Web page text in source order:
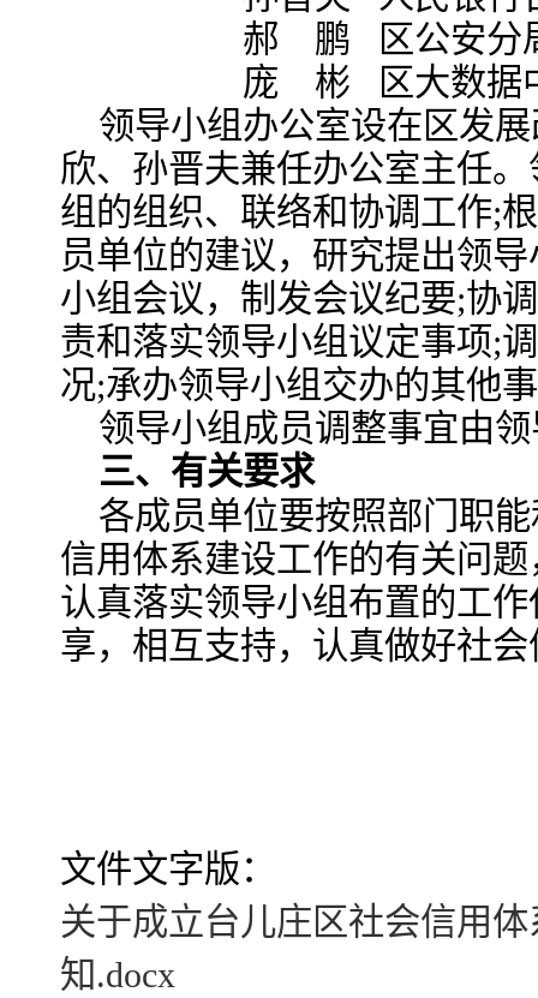
郝 鹏 区公安分局
庞 彬 区大数据中
领导小组办公室设在区发
欣、孙晋夫兼任办公室主任
组的组织、联络和协调工作;
员单位的建议，研究提出领
小组会议，制发会议纪要;协
责和落实领导小组议定事项;
况;承办领导小组交办的其他
领导小组成员调整事宜由
三、有关要求
各成员单位要按照部门职
信用体系建设工作的有关问
认真落实领导小组布置的工
享，相互支持，认真做好社
文件文字版：
关于成立台儿庄区社会信用
知.docx